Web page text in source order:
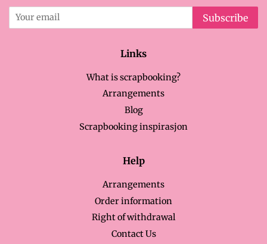
Subscribe
Links
What is scrapbooking?
Arrangements
Blog
Scrapbooking inspirasjon
Help
Arrangements
Order information
Right of withdrawal
Contact Us